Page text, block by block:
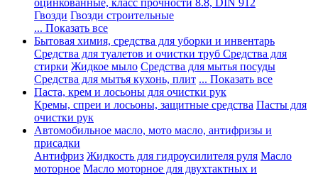
оцинкованные, класс прочности 8.8, DIN 912
Гвозди Гвозди строительные
... Показать все
Бытовая химия, средства для уборки и инвентарь
Средства для туалетов и очистки труб Средства для
стирки Жидкое мыло Средства для мытья посуды
Средства для мытья кухонь, плит ... Показать все
Паста, крем и лосьоны для очистки рук
Кремы, спреи и лосьоны, защитные средства Пасты для
очистки рук
Автомобильное масло, мото масло, антифризы и
присадки
Антифриз Жидкость для гидроусилителя руля Масло
моторное Масло моторное для двухтактных и